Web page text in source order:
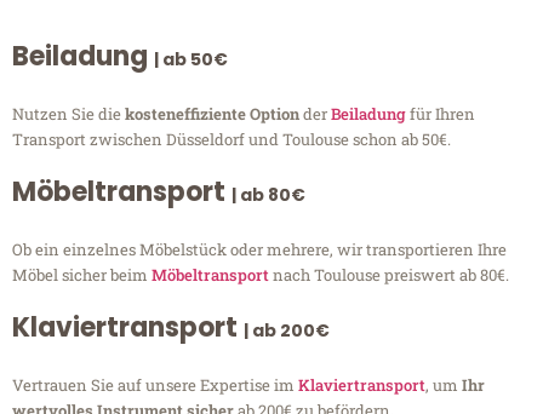
Beiladung | ab 50€
Nutzen Sie diekosteneffiziente OptionderBeiladungfür Ihren
Transport zwischen Düsseldorf und Toulouse schon ab 50€.
Möbeltransport | ab 80€
Ob ein einzelnes Möbelstück oder mehrere, wir transportieren Ihre
Möbel sicher beim Möbeltransportnach Toulouse preiswert ab 80€.
Klaviertransport | ab 200€
Vertrauen Sie auf unsere Expertise im Klaviertransport, um Ihr